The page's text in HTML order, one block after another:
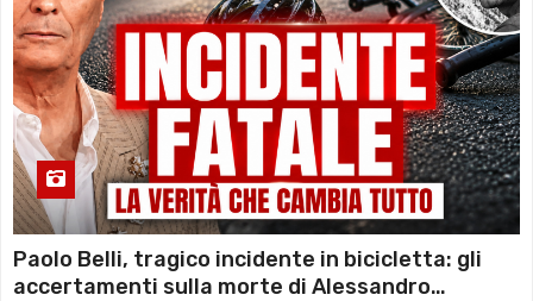
Paolo Belli, tragico incidente in bicicletta: gli
accertamenti sulla morte di Alessandro